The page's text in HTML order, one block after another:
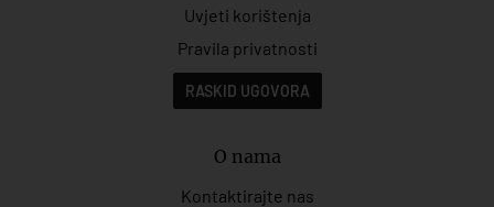
Uvjeti korištenja
Pravila privatnosti
RASKID UGOVORA
O nama
Kontaktirajte nas